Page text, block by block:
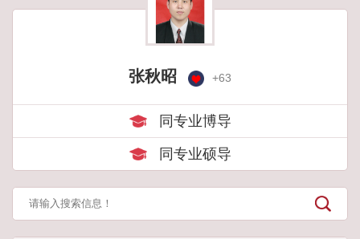
张秋昭 +63
同专业博导
同专业硕导